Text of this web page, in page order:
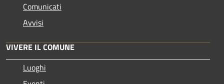
Comunicati
Avvisi
VIVERE IL COMUNE
Luoghi